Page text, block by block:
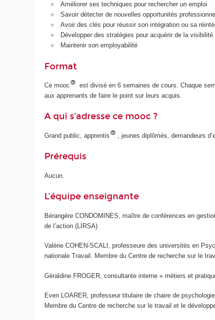
Améliorer ses techniques pour rechercher un emploi
Savoir détecter de nouvelles opportunités
Avoir des clés pour réussir son intégration ou sa
Développer des stratégies pour acquérir de la visibilité
Maintenir son employabilité
Format
Ce mooc
est divisé en 6 semaines de cours. Chaque
aux apprenants de faire le point sur leurs acquis.
A qui s'adresse ce mooc ?
Grand public, apprentis , jeunes diplômés, demandeurs
Prérequis
Aucun.
L'équipe enseignante
Bérangère CONDOMINES, maître de conférences en
de l’action (LIRSA)
Valérie COHEN-SCALI, professeure des universités en
nationale Travail. Membre du Centre de recherche sur le
Géraldine FROGER, consultante interne « métiers et
Even LOARER, professeur titulaire de chaire de
Membre du Centre de recherche sur le travail et le